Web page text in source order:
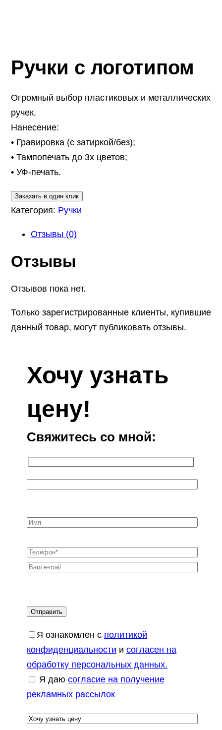
Ручки с логотипом
Огромный выбор пластиковых и металлических
ручек.
Нанесение:
• Гравировка (с затиркой/без);
• Тампопечать до 3х цветов;
• УФ-печать.
Заказать в один клик
Категория: Ручки
Отзывы (0)
Отзывы
Отзывов пока нет.
Только зарегистрированные клиенты, купившие
данный товар, могут публиковать отзывы.
Хочу узнать
цену!
Свяжитесь со мной:
Я ознакомлен с политикой
конфиденциальности исогласен на
обработку персональных данных.
Я даюсогласие на получение
рекламных рассылок